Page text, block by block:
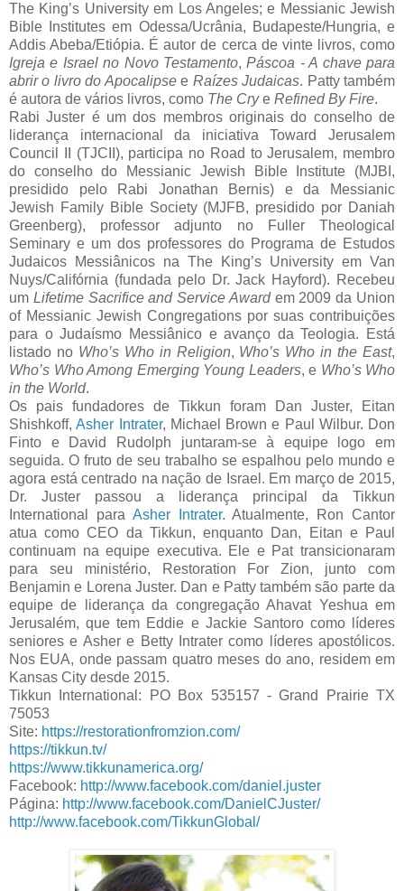
The King’s University em Los Angeles; e Messianic Jewish
Bible Institutes em Odessa/Ucrânia, Budapeste/Hungria, e
Addis Abeba/Etiópia. É autor de cerca de vinte livros, como
Igreja e Israel no Novo Testamento,Páscoa - A chave para
abrir o livro do Apocalipsee Raízes Judaicas. Patty também
é autora de vários livros, como The Crye Refined By Fire.
Rabi Juster é um dos membros originais do conselho de
liderança internacional da iniciativa Toward Jerusalem
Council II (TJCII), participa no Road to Jerusalem, membro
do conselho do Messianic Jewish Bible Institute (MJBI,
presidido pelo Rabi Jonathan Bernis) e da Messianic
Jewish Family Bible Society (MJFB, presidido por Daniah
Greenberg), professor adjunto no Fuller Theological
Seminary e um dos professores do Programa de Estudos
Judaicos Messiânicos na The King’s University em Van
Nuys/Califórnia (fundada pelo Dr. Jack Hayford). Recebeu
um Lifetime Sacrifice and Service Awardem 2009 da Union
of Messianic Jewish Congregations por suas contribuições
para o Judaísmo Messiânico e avanço da Teologia. Está
listado no Who’s Who in Religion, Who’s Who in the East,
Who’s Who Among Emerging Young Leaders, e Who’s Who
in the World.
Os pais fundadores de Tikkun foram Dan Juster, Eitan
Shishkoff,Asher Intrater, Michael Brown e Paul Wilbur. Don
Finto e David Rudolph juntaram-se à equipe logo em
seguida. O fruto de seu trabalho se espalhou pelo mundo e
agora está centrado na nação de Israel. Em março de 2015,
Dr. Juster passou a liderança principal da Tikkun
International para Asher Intrater. Atualmente, Ron Cantor
atua como CEO da Tikkun, enquanto Dan, Eitan e Paul
continuam na equipe executiva. Ele e Pat transicionaram
para seu ministério, Restoration For Zion, junto com
Benjamin e Lorena Juster. Dan e Patty também são parte da
equipe de liderança da congregação Ahavat Yeshua em
Jerusalém, que tem Eddie e Jackie Santoro como líderes
seniores e Asher e Betty Intrater como líderes apostólicos.
Nos EUA, onde passam quatro meses do ano, residem em
Kansas City desde 2015.
Tikkun International: PO Box 535157 - Grand Prairie TX
75053
Site: https://restorationfromzion.com/
https://tikkun.tv/
https://www.tikkunamerica.org/
Facebook: http://www.facebook.com/daniel.juster
Página: http://www.facebook.com/DanielCJuster/
http://www.facebook.com/TikkunGlobal/